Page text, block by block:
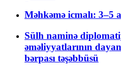
Məhkəmə icmalı: 3–5
Sülh naminə
əməliyyatlarının
bərpası təşəbbüsü